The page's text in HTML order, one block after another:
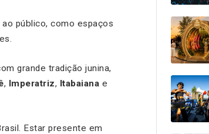
público, como espaços
grande tradição junina,
, Imperatriz, Itabaiana e
Estar presente em